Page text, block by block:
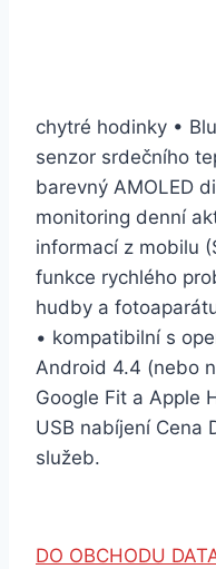
chytré hodinky •
senzor srdečního
barevný AMOLED
monitoring denní
informací z mobilu
funkce rychlého
hudby a
• kompatibilní s
Android 4.4 (nebo
Google Fit a Apple
USB nabíjení Cena
služeb.
DO OBCHODU